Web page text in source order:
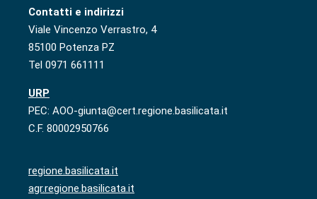
Contatti e indirizzi
Viale Vincenzo Verrastro, 4
85100 Potenza PZ
Tel 0971 661111
URP
PEC: AOO-giunta@cert.regione.basilicata.it
C.F. 80002950766
regione.basilicata.it
agr.regione.basilicata.it